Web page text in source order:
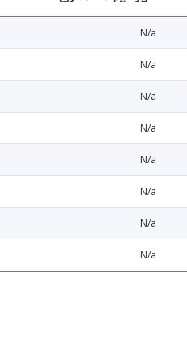
N/a
N/a
N/a
N/a
N/a
N/a
N/a
N/a